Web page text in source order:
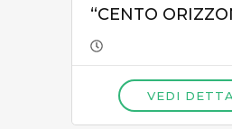
“CENTO
VEDI